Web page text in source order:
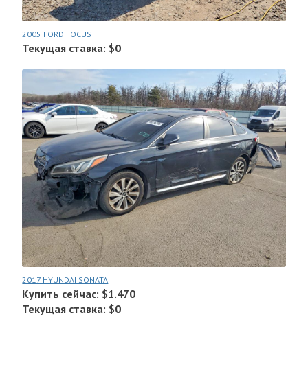
2005 FORD FOCUS
Текущая ставка: $0
2017 HYUNDAI SONATA
Купить сейчас: $1.470
Текущая ставка: $0